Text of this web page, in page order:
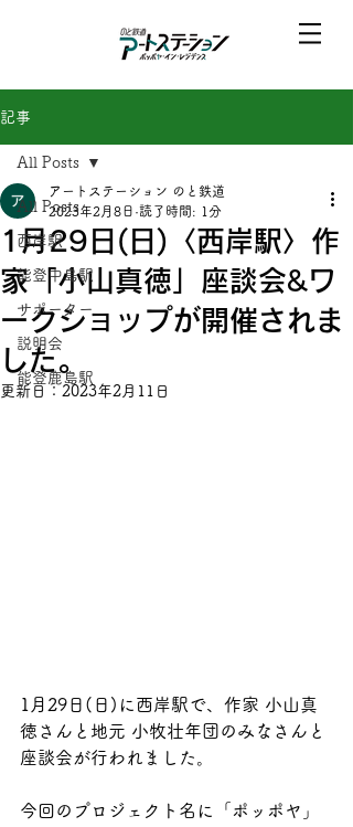
記事
All Posts
西岸駅
能登中島駅
サポーター
説明会
能登鹿島駅
All Posts
1月29日(日)〈西岸駅〉作
家「小山真徳」座談会&ワ
ークショップが開催されま
した。
アートステーション のと鉄道
2023年2月8日 読了時間: 1分
更新日： 2023年2月11日
1月29日(日)に西岸駅で、作家 小山真
徳さんと地元 小牧壮年団のみなさんと
座談会が行われました。
今回のプロジェクト名に「ポッポヤ」